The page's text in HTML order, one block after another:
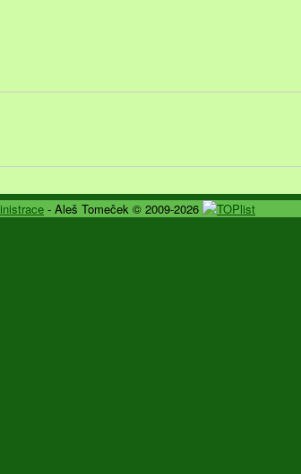
- Aleš Tomeček © 2009-2026